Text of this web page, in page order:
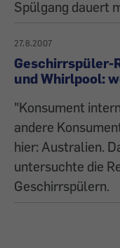
Spülgang dauert
27.8.2007
Geschirrspüler-
und Whirlpool:
"Konsument
andere
hier: Australien.
untersuchte die
Geschirrspülern.